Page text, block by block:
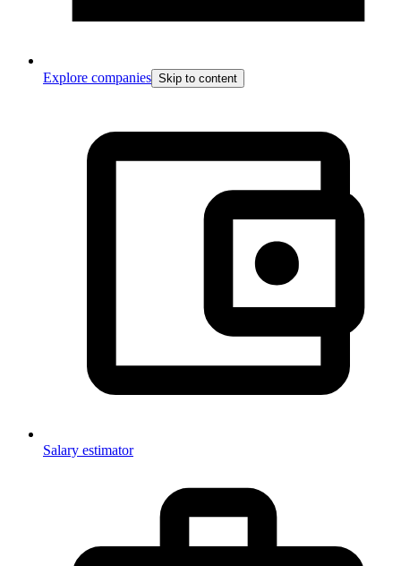
Explore companies Skip to content
Salary estimator